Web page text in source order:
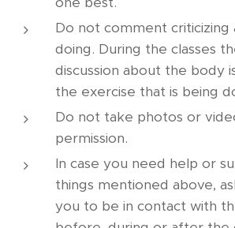
Do not comment
doing. During the classes
discussion about the body
the exercise that is being
Do not take photos or
permission.
In case you need help or
things mentioned above,
you to be in contact with